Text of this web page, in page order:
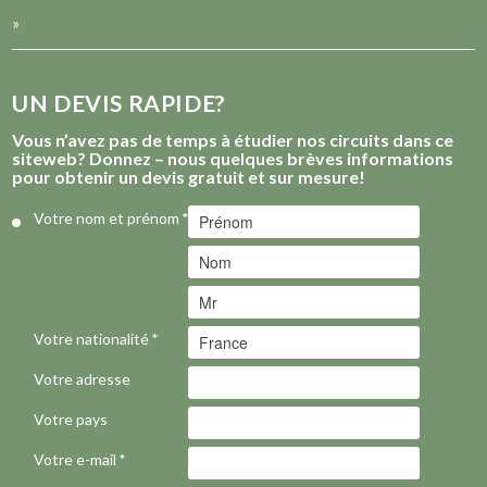
»
UN DEVIS RAPIDE?
Vous n’avez pas de temps à étudier nos circuits dans ce
siteweb? Donnez – nous quelques brèves informations
pour obtenir un devis gratuit et sur mesure!
Votre nom et prénom*
Votre nationalité*
Votre adresse
Votre pays
Votre e-mail*